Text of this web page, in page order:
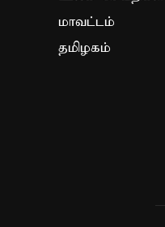
மாவட்டம்
தமிழகம்